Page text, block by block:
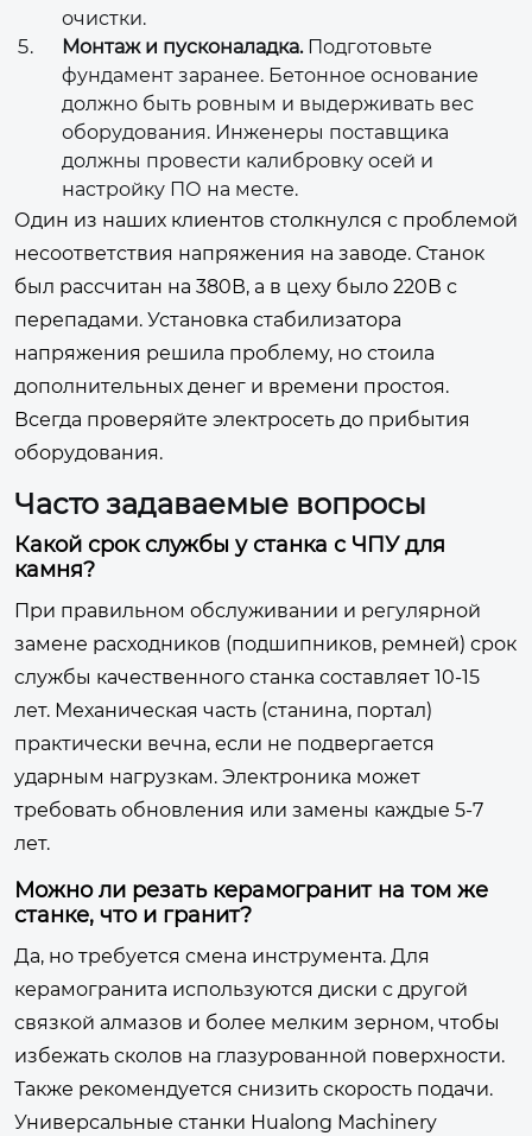
очистки.
Монтаж и пусконаладка.Подготовьте
фундамент заранее. Бетонное основание
должно быть ровным и выдерживать вес
оборудования. Инженеры поставщика
должны провести калибровку осей и
настройку ПО на месте.
Один из наших клиентов столкнулся с проблемой
несоответствия напряжения на заводе. Станок
был рассчитан на 380В, а в цеху было 220В с
перепадами. Установка стабилизатора
напряжения решила проблему, но стоила
дополнительных денег и времени простоя.
Всегда проверяйте электросеть до прибытия
оборудования.
Часто задаваемые вопросы
Какой срок службы у станка с ЧПУ для
камня?
При правильном обслуживании и регулярной
замене расходников (подшипников, ремней) срок
службы качественного станка составляет 10-15
лет. Механическая часть (станина, портал)
практически вечна, если не подвергается
ударным нагрузкам. Электроника может
требовать обновления или замены каждые 5-7
лет.
Можно ли резать керамогранит на том же
станке, что и гранит?
Да, но требуется смена инструмента. Для
керамогранита используются диски с другой
связкой алмазов и более мелким зерном, чтобы
избежать сколов на глазурованной поверхности.
Также рекомендуется снизить скорость подачи.
Универсальные станки Hualong Machinery